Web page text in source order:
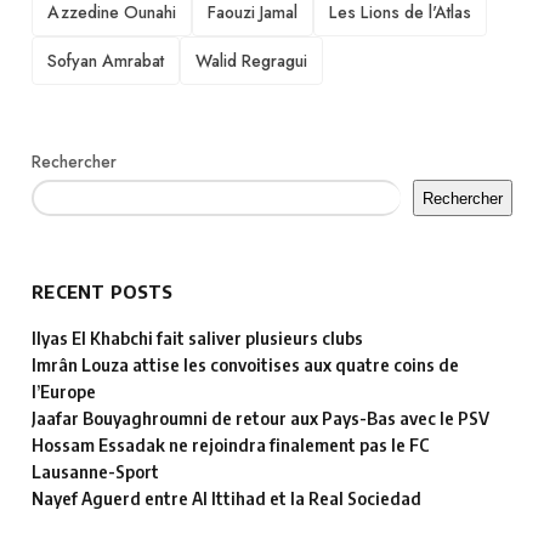
Azzedine Ounahi Faouzi Jamal
Les Lions de l'Atlas
Sofyan Amrabat
Walid Regragui
Rechercher
Rechercher
RECENT POSTS
Ilyas El Khabchi fait saliver plusieurs clubs
Imrân Louza attise les convoitises aux quatre coins de
l’Europe
Jaafar Bouyaghroumni de retour aux Pays-Bas avec le PSV
Hossam Essadak ne rejoindra finalement pas le FC
Lausanne-Sport
Nayef Aguerd entre Al Ittihad et la Real Sociedad